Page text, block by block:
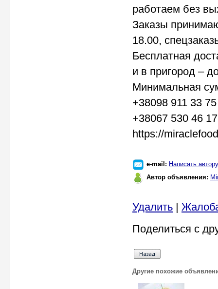
работаем без
Заказы
18.00,
Бесплатная
и в пригород –
Минимальная
+38098 911 33
+38067 530 46 17
https://
e-mail: Написать автору
Автор объявления:
Удалить |
Поделиться с
Другие похожие